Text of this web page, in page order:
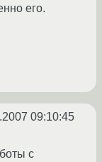
его.
09:10:45
с